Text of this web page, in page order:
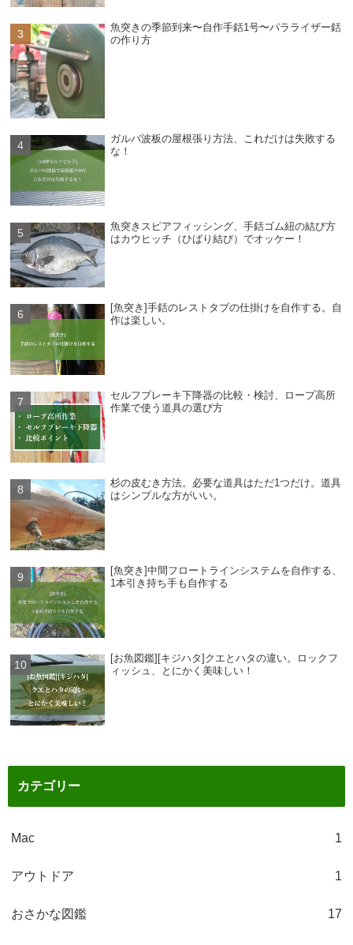
魚突きの季節到来〜自作手銛1号〜パラライザー銛
の作り方
ガルバ波板の屋根張り方法、これだけは失敗する
な！
魚突きスピアフィッシング、手銛ゴム紐の結び方
はカウヒッチ（ひばり結び）でオッケー！
[魚突き]手銛のレストタブの仕掛けを自作する。自
作は楽しい。
セルフブレーキ下降器の比較・検討、ロープ高所
作業で使う道具の選び方
杉の皮むき方法。必要な道具はただ1つだけ。道具
はシンプルな方がいい。
[魚突き]中間フロートラインシステムを自作する、
1本引き持ち手も自作する
[お魚図鑑][キジハタ]クエとハタの違い。ロックフ
ィッシュ、とにかく美味しい！
カテゴリー
Mac 1
アウトドア 1
おさかな図鑑 17